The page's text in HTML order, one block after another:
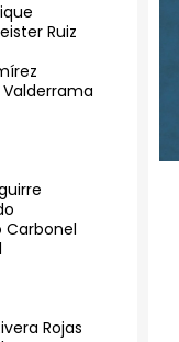
Ruiz
Carbonel
Rojas